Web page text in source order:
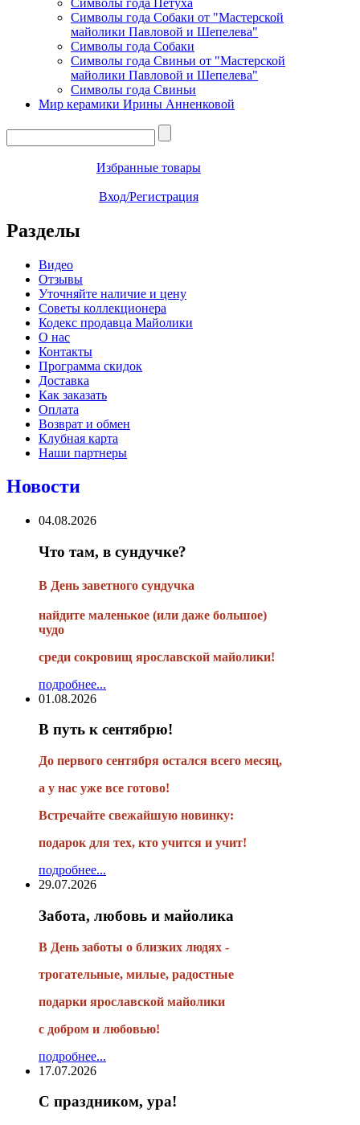
Символы года Собаки от "Мастерской
майолики Павловой и Шепелева"
Символы года Собаки
Символы года Свиньи от "Мастерской
майолики Павловой и Шепелева"
Символы года Свиньи
Мир керамики Ирины Анненковой
Избранные товары
Вход/Регистрация
Разделы
Видео
Отзывы
Уточняйте наличие и цену
Советы коллекционера
Кодекс продавца Майолики
О нас
Контакты
Программа скидок
Доставка
Как заказать
Оплата
Возврат и обмен
Клубная карта
Наши партнеры
Новости
04.08.2026
Что там, в сундучке?
В День заветного сундучка
найдите маленькое (или даже большое)
чудо
среди сокровищ ярославской майолики!
подробнее...
01.08.2026
В путь к сентябрю!
До первого сентября остался всего месяц,
а у нас уже все готово!
Встречайте свежайшую новинку:
подарок для тех, кто учится и учит!
подробнее...
29.07.2026
Забота, любовь и майолика
В День заботы о близких людях -
трогательные, милые, радостные
подарки ярославской майолики
с добром и любовью!
подробнее...
17.07.2026
С праздником, ура!